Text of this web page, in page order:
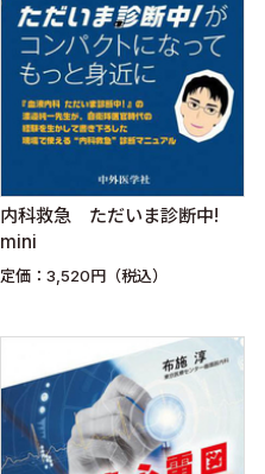
内科救急 ただいま診断中!
mini
定価：3,520円（税込）